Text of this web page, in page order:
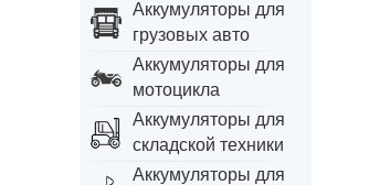
Аккумуляторы для
грузовых авто
Аккумуляторы для
мотоцикла
Аккумуляторы для
складской техники
Аккумуляторы для